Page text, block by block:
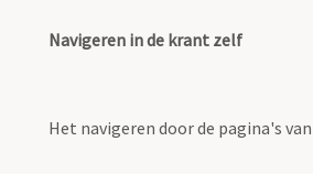
Navigeren in de krant zelf
Het navigeren door de pagina's